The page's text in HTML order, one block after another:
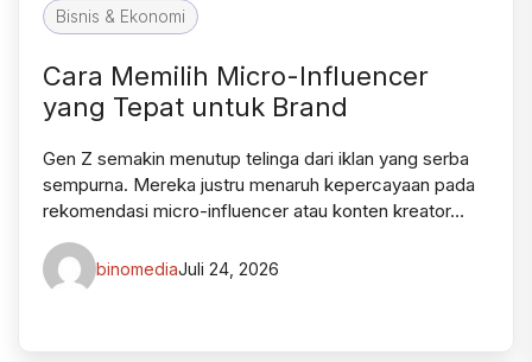
Bisnis & Ekonomi
Cara Memilih Micro-Influencer
yang Tepat untuk Brand
Gen Z semakin menutup telinga dari iklan yang serba
sempurna. Mereka justru menaruh kepercayaan pada
rekomendasi micro-influencer atau konten kreator…
binomediaJuli 24, 2026